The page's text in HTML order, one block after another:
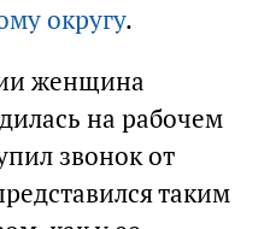
округу.
женщина
на рабочем
звонок от
таким